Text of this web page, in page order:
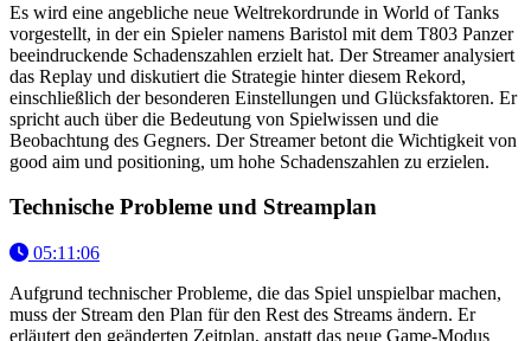
Es wird eine angebliche neue Weltrekordrunde in World of Tanks
vorgestellt, in der ein Spieler namens Baristol mit dem T803 Panzer
beeindruckende Schadenszahlen erzielt hat. Der Streamer analysiert
das Replay und diskutiert die Strategie hinter diesem Rekord,
einschließlich der besonderen Einstellungen und Glücksfaktoren. Er
spricht auch über die Bedeutung von Spielwissen und die
Beobachtung des Gegners. Der Streamer betont die Wichtigkeit von
good aim und positioning, um hohe Schadenszahlen zu erzielen.
Technische Probleme und Streamplan
05:11:06
Aufgrund technischer Probleme, die das Spiel unspielbar machen,
muss der Stream den Plan für den Rest des Streams ändern. Er
erläutert den geänderten Zeitplan, anstatt das neue Game-Modus